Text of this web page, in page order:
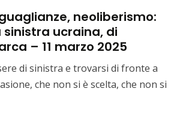
neoliberismo:
sinistra ucraina, di
– 11 marzo 2025
di sinistra e trovarsi di fronte a
che non si è scelta, che non si